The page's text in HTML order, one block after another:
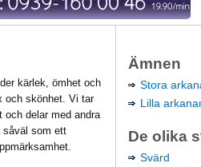
kärlek, ömhet och
och skönhet. Vi tar
delar med andra
såväl som ett
Ämnen
Stora
Lilla
De olika
Svärd